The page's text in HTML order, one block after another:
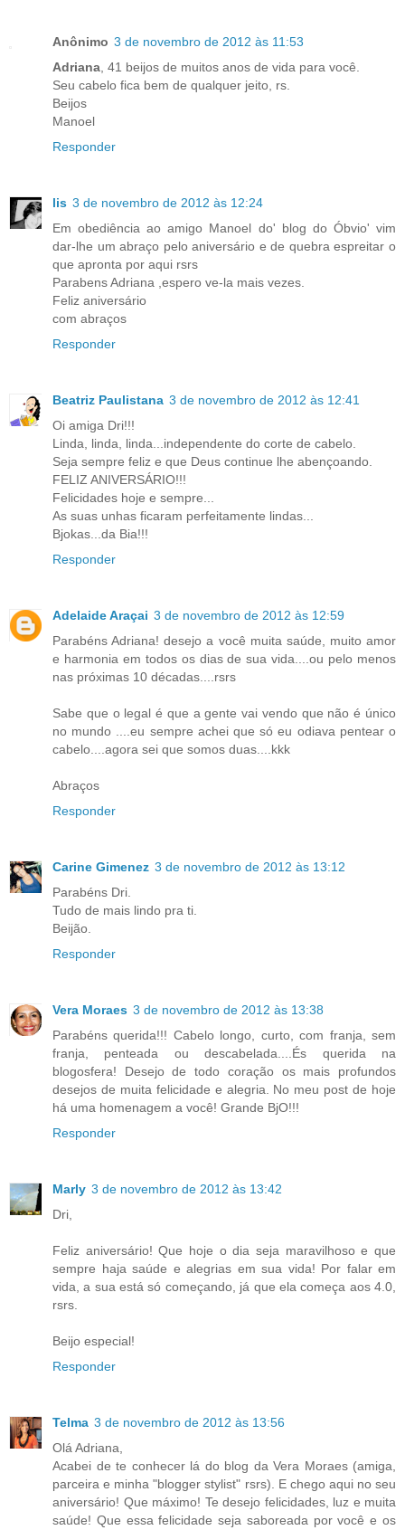
Anônimo 3 de novembro de 2012 às 11:53
Adriana, 41 beijos de muitos anos de vida para você.
Seu cabelo fica bem de qualquer jeito, rs.
Beijos
Manoel
Responder
lis 3 de novembro de 2012 às 12:24
Em obediência ao amigo Manoel do' blog do Óbvio' vim
dar-lhe um abraço pelo aniversário e de quebra espreitar o
que apronta por aqui rsrs
Parabens Adriana ,espero ve-la mais vezes.
Feliz aniversário
com abraços
Responder
Beatriz Paulistana 3 de novembro de 2012 às 12:41
Oi amiga Dri!!!
Linda, linda, linda...independente do corte de cabelo.
Seja sempre feliz e que Deus continue lhe abençoando.
FELIZ ANIVERSÁRIO!!!
Felicidades hoje e sempre...
As suas unhas ficaram perfeitamente lindas...
Bjokas...da Bia!!!
Responder
Adelaide Araçai 3 de novembro de 2012 às 12:59
Parabéns Adriana! desejo a você muita saúde, muito amor
e harmonia em todos os dias de sua vida....ou pelo menos
nas próximas 10 décadas....rsrs
Sabe que o legal é que a gente vai vendo que não é único
no mundo ....eu sempre achei que só eu odiava pentear o
cabelo....agora sei que somos duas....kkk
Abraços
Responder
Carine Gimenez 3 de novembro de 2012 às 13:12
Parabéns Dri.
Tudo de mais lindo pra ti.
Beijão.
Responder
Vera Moraes 3 de novembro de 2012 às 13:38
Parabéns querida!!! Cabelo longo, curto, com franja, sem
franja, penteada ou descabelada....És querida na
blogosfera! Desejo de todo coração os mais profundos
desejos de muita felicidade e alegria. No meu post de hoje
há uma homenagem a você! Grande BjO!!!
Responder
Marly 3 de novembro de 2012 às 13:42
Dri,
Feliz aniversário! Que hoje o dia seja maravilhoso e que
sempre haja saúde e alegrias em sua vida! Por falar em
vida, a sua está só começando, já que ela começa aos 4.0,
rsrs.
Beijo especial!
Responder
Telma 3 de novembro de 2012 às 13:56
Olá Adriana,
Acabei de te conhecer lá do blog da Vera Moraes (amiga,
parceira e minha "blogger stylist" rsrs). E chego aqui no seu
aniversário! Que máximo! Te desejo felicidades, luz e muita
saúde! Que essa felicidade seja saboreada por você e os